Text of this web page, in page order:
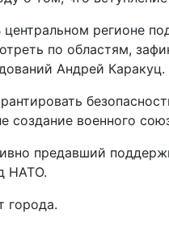
регионе
по областям,
Андрей Каракуц.
создание военного
предавший
НАТО.
города.